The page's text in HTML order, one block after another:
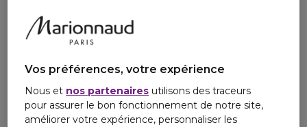
Vos préférences, votre expérience
Nous et nos partenaires utilisons des traceurs
pour assurer le bon fonctionnement de notre site,
améliorer votre expérience, personnaliser les